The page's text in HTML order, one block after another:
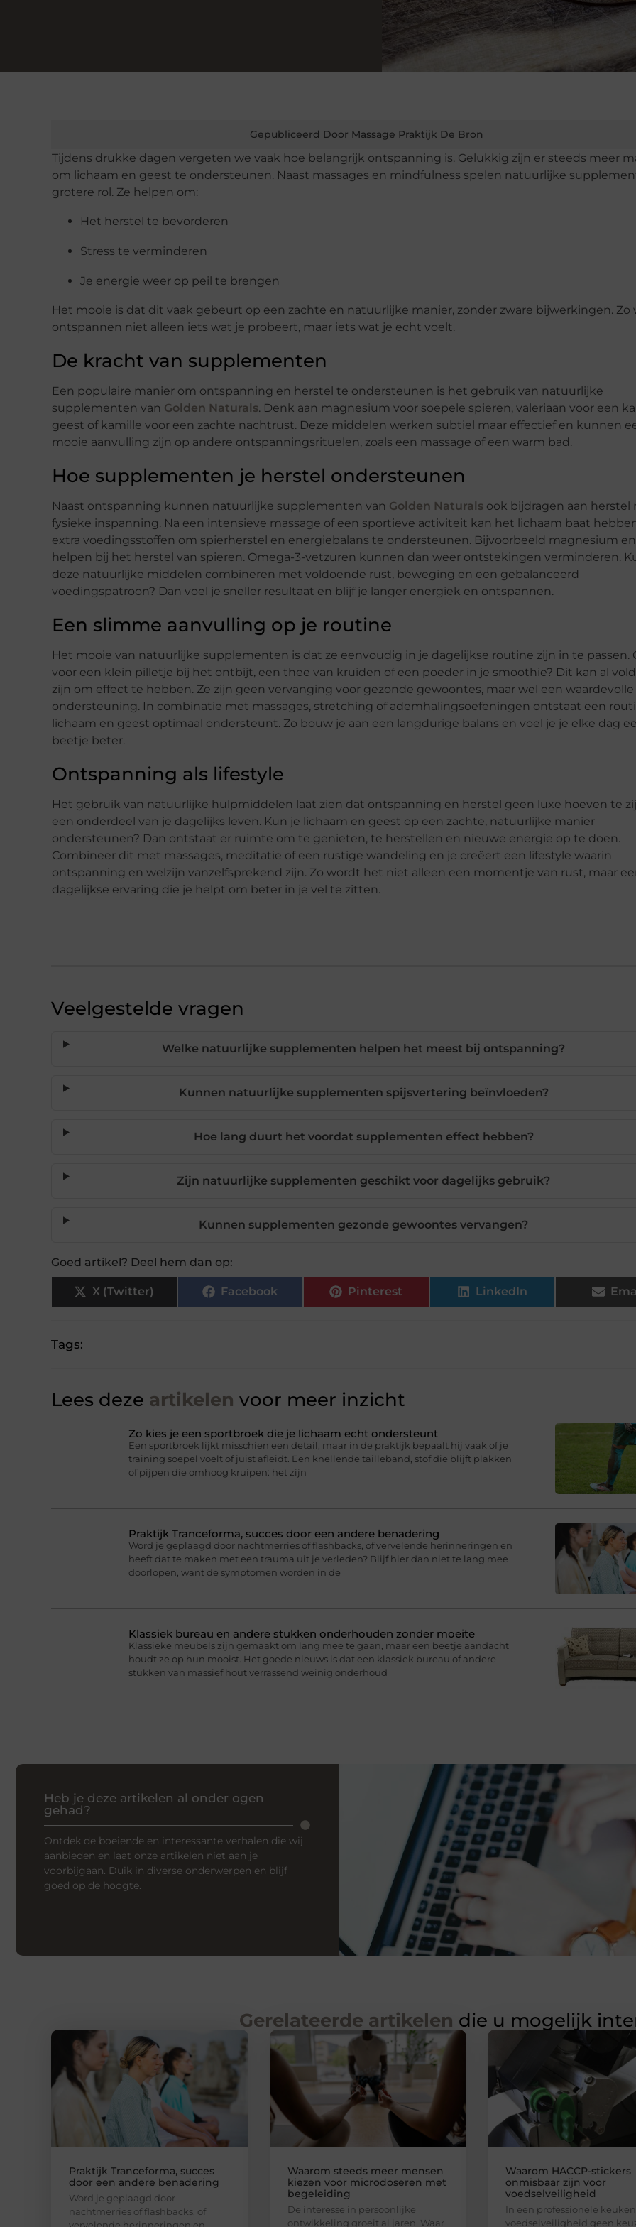
Gepubliceerd Door Massage Praktijk De Bron
Tijdens drukke dagen vergeten we vaak hoe belangrijk ontspanning is. Gelukkig zijn er steeds meer
om lichaam en geest te ondersteunen. Naast massages en mindfulness spelen natuurlijke
grotere rol. Ze helpen om:
Het herstel te bevorderen
Stress te verminderen
Je energie weer op peil te brengen
Het mooie is dat dit vaak gebeurt op een zachte en natuurlijke manier, zonder zware bijwerkingen. Zo
ontspannen niet alleen iets wat je probeert, maar iets wat je echt voelt.
De kracht van supplementen
Een populaire manier om ontspanning en herstel te ondersteunen is het gebruik van natuurlijke
supplementen van Golden Naturals. Denk aan magnesium voor soepele spieren, valeriaan voor een
geest of kamille voor een zachte nachtrust. Deze middelen werken subtiel maar effectief en kunnen
mooie aanvulling zijn op andere ontspanningsrituelen, zoals een massage of een warm bad.
Hoe supplementen je herstel ondersteunen
Naast ontspanning kunnen natuurlijke supplementen van Golden Naturals ook bijdragen aan herstel
fysieke inspanning. Na een intensieve massage of een sportieve activiteit kan het lichaam baat
extra voedingsstoffen om spierherstel en energiebalans te ondersteunen. Bijvoorbeeld magnesium
helpen bij het herstel van spieren. Omega-3-vetzuren kunnen dan weer ontstekingen verminderen.
deze natuurlijke middelen combineren met voldoende rust, beweging en een gebalanceerd
voedingspatroon? Dan voel je sneller resultaat en blijf je langer energiek en ontspannen.
Een slimme aanvulling op je routine
Het mooie van natuurlijke supplementen is dat ze eenvoudig in je dagelijkse routine zijn in te passen.
voor een klein pilletje bij het ontbijt, een thee van kruiden of een poeder in je smoothie? Dit kan al
zijn om effect te hebben. Ze zijn geen vervanging voor gezonde gewoontes, maar wel een waardevolle
ondersteuning. In combinatie met massages, stretching of ademhalingsoefeningen ontstaat een
lichaam en geest optimaal ondersteunt. Zo bouw je aan een langdurige balans en voel je je elke dag
beetje beter.
Ontspanning als lifestyle
Het gebruik van natuurlijke hulpmiddelen laat zien dat ontspanning en herstel geen luxe hoeven te
een onderdeel van je dagelijks leven. Kun je lichaam en geest op een zachte, natuurlijke manier
ondersteunen? Dan ontstaat er ruimte om te genieten, te herstellen en nieuwe energie op te doen.
Combineer dit met massages, meditatie of een rustige wandeling en je creëert een lifestyle waarin
ontspanning en welzijn vanzelfsprekend zijn. Zo wordt het niet alleen een momentje van rust, maar
dagelijkse ervaring die je helpt om beter in je vel te zitten.
Veelgestelde vragen
Welke natuurlijke supplementen helpen het meest bij ontspanning?
Kunnen natuurlijke supplementen spijsvertering beïnvloeden?
Hoe lang duurt het voordat supplementen effect hebben?
Zijn natuurlijke supplementen geschikt voor dagelijks gebruik?
Kunnen supplementen gezonde gewoontes vervangen?
Goed artikel? Deel hem dan op:
X (Twitter) Facebook Pinterest LinkedIn
Tags:
Lees deze artikelen voor meer inzicht
Zo kies je een sportbroek die je lichaam echt ondersteunt
Een sportbroek lijkt misschien een detail, maar in de praktijk bepaalt hij vaak of je
training soepel voelt of juist afleidt. Een knellende tailleband, stof die blijft plakken
of pijpen die omhoog kruipen: het zijn
Praktijk Tranceforma, succes door een andere benadering
Word je geplaagd door nachtmerries of flashbacks, of vervelende herinneringen en
heeft dat te maken met een trauma uit je verleden? Blijf hier dan niet te lang mee
doorlopen, want de symptomen worden in de
Klassiek bureau en andere stukken onderhouden zonder moeite
Klassieke meubels zijn gemaakt om lang mee te gaan, maar een beetje aandacht
houdt ze op hun mooist. Het goede nieuws is dat een klassiek bureau of andere
stukken van massief hout verrassend weinig onderhoud
Heb je deze artikelen al onder ogen
gehad?
Ontdek de boeiende en interessante verhalen die wij
aanbieden en laat onze artikelen niet aan je
voorbijgaan. Duik in diverse onderwerpen en blijf
goed op de hoogte.
Gerelateerde artikelen die u mogelijk
Praktijk Tranceforma, succes
door een andere benadering
Word je geplaagd door
nachtmerries of flashbacks, of
Waarom steeds meer mensen
kiezen voor microdoseren met
begeleiding
De interesse in persoonlijke
ontwikkeling groeit al jaren. Waar
Waarom HACCP-stickers
onmisbaar zijn voor
voedselveiligheid
In een professionele
voedselveiligheid geen